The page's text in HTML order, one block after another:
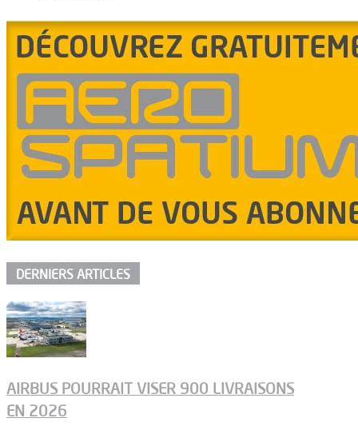
DERNIERS ARTICLES
AIRBUS POURRAIT VISER 900 LIVRAISONS
EN 2026